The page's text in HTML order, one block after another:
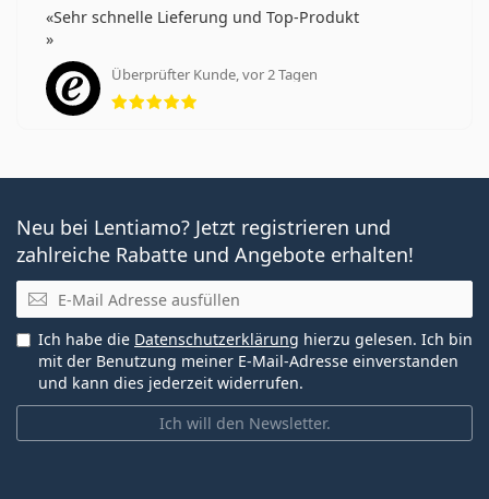
Sehr schnelle Lieferung und Top-Produkt
Überprüfter Kunde, vor 2 Tagen
Bewertung 5 aus 5
Neu bei Lentiamo? Jetzt registrieren und
zahlreiche Rabatte und Angebote erhalten!
E-Mail
Ich will den Newsletter.
Ich habe die Datenschutzerklärung hierzu gelesen. Ich bin
mit der Benutzung meiner E-Mail-Adresse einverstanden
und kann dies jederzeit widerrufen.